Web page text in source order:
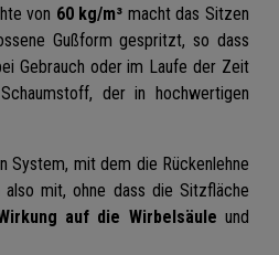
von 60 kg/m³ macht das Sitzen
Gußform gespritzt, so dass
Gebrauch oder im Laufe der Zeit
der in hochwertigen
System, mit dem die Rückenlehne
mit, ohne dass die Sitzfläche
auf die Wirbelsäule und